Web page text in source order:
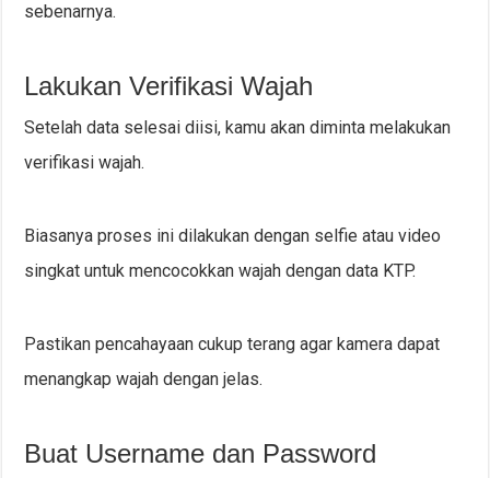
sebenarnya.
Lakukan Verifikasi Wajah
Setelah data selesai diisi, kamu akan diminta melakukan
verifikasi wajah.
Biasanya proses ini dilakukan dengan selfie atau video
singkat untuk mencocokkan wajah dengan data KTP.
Pastikan pencahayaan cukup terang agar kamera dapat
menangkap wajah dengan jelas.
Buat Username dan Password